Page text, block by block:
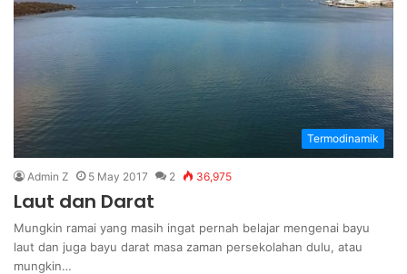
Termodinamik
Admin Z 5 May 2017 2 36,975
Laut dan Darat
Mungkin ramai yang masih ingat pernah belajar mengenai bayu
laut dan juga bayu darat masa zaman persekolahan dulu, atau
mungkin…